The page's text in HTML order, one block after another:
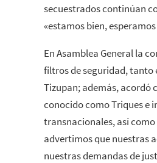
secuestrados continúan
«estamos bien,
En Asamblea General la
filtros de seguridad, tanto
Tizupan; además, acordó
conocido como Triques e
transnacionales, así como
advertimos que nuestras
nuestras demandas de